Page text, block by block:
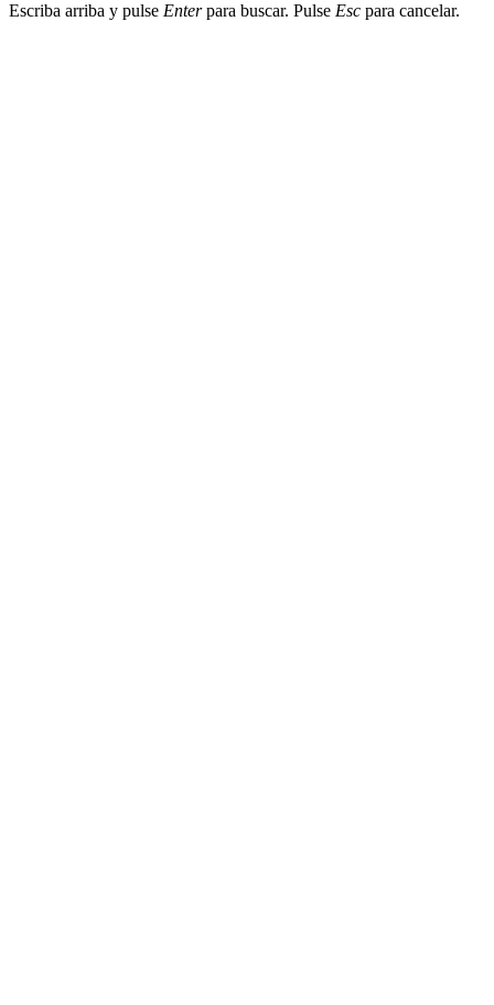
Escriba arriba y pulse Enterpara buscar. Pulse Esc para cancelar.